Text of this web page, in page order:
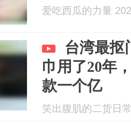
爱吃西瓜的力量
台湾最抠
巾用了20年
款一个亿
笑出腹肌的二货日